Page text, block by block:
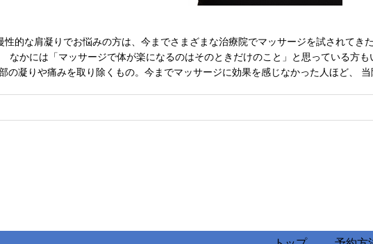
性的な肩凝りでお悩みの方は、今までさまざまな治療院でマッサージを試されてき
なかには「マッサージで体が楽になるのはそのときだけのこと」と思っている方も
の凝りや痛みを取り除くもの。今までマッサージに効果を感じなかった人ほど、